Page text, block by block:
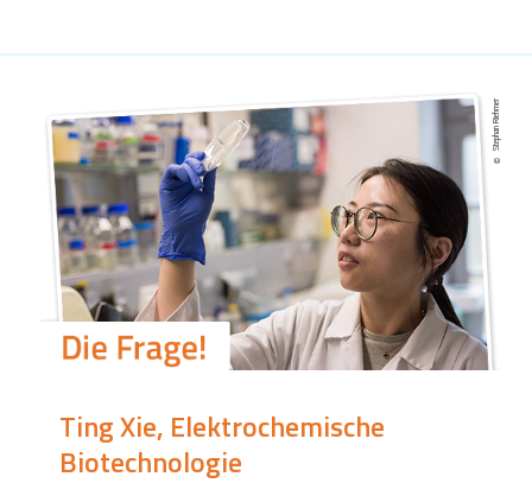
Stephan Riehmer
Ting Xie, Elektrochemische
Biotechnologie